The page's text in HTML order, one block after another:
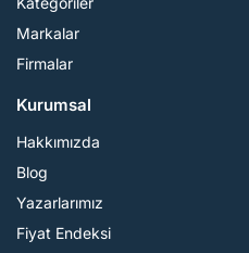
Markalar
Firmalar
Kurumsal
Hakkımızda
Blog
Yazarlarımız
Fiyat Endeksi